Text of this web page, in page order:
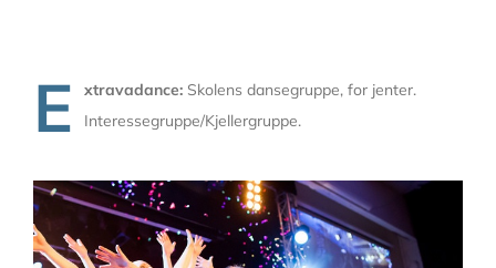
E xtravadance: Skolens dansegruppe, for jenter.
Interessegruppe/Kjellergruppe.